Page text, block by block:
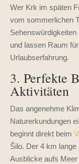
Wer Krk im späten
vom sommerlichen
und lassen Raum
Urlaubserfahrung.
3. Perfekte
Aktivitäten
Das angenehme
Naturerkundungen
beginnt direkt beim
Šilo. Der 4 km
Ausblicke aufs